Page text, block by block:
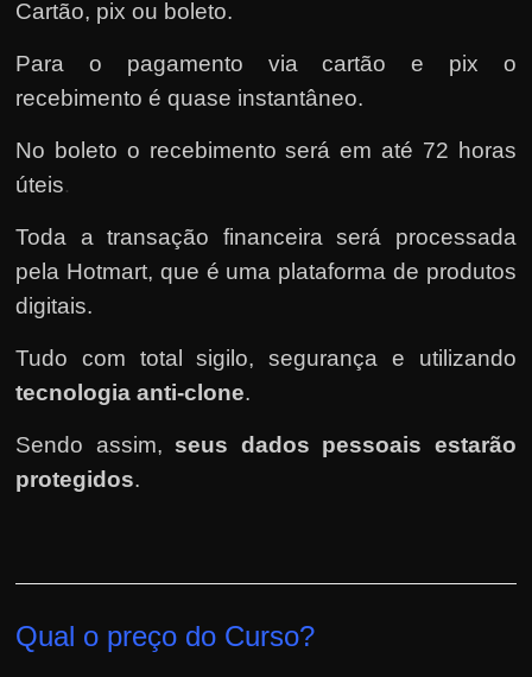
Cartão, pix ou boleto.
Para o pagamento via cartão e pix o
recebimento é quase instantâneo.
No boleto o recebimento será em até 72 horas
úteis.
Toda a transação financeira será processada
pela Hotmart, que é uma plataforma de produtos
digitais.
Tudo com total sigilo, segurança e utilizando
tecnologia anti-clone.
Sendo assim, seus dados pessoais estarão
protegidos.
Qual o preço do Curso?